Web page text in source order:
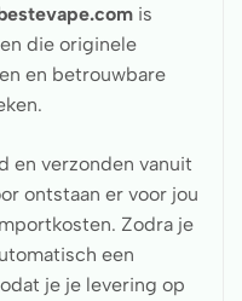
is
die originele
en betrouwbare
en verzonden vanuit
ontstaan er voor jou
Zodra je
een
je je levering op